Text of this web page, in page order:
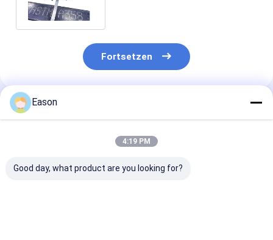
Fortsetzen
Empfohlene Produkte
Eason
4:19 PM
Good day, what product are you looking for?